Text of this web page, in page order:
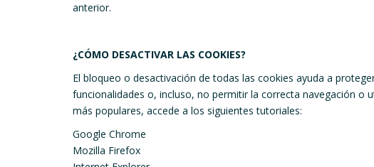
anterior.
¿CÓMO DESACTIVAR LAS COOKIES?
El bloqueo o desactivación de todas las cookies ayuda a
funcionalidades o, incluso, no permitir la correcta navegación o
más populares, accede a los siguientes tutoriales:
Google Chrome
Mozilla Firefox